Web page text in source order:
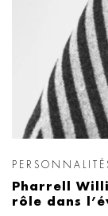
Pharrell
rôle dans